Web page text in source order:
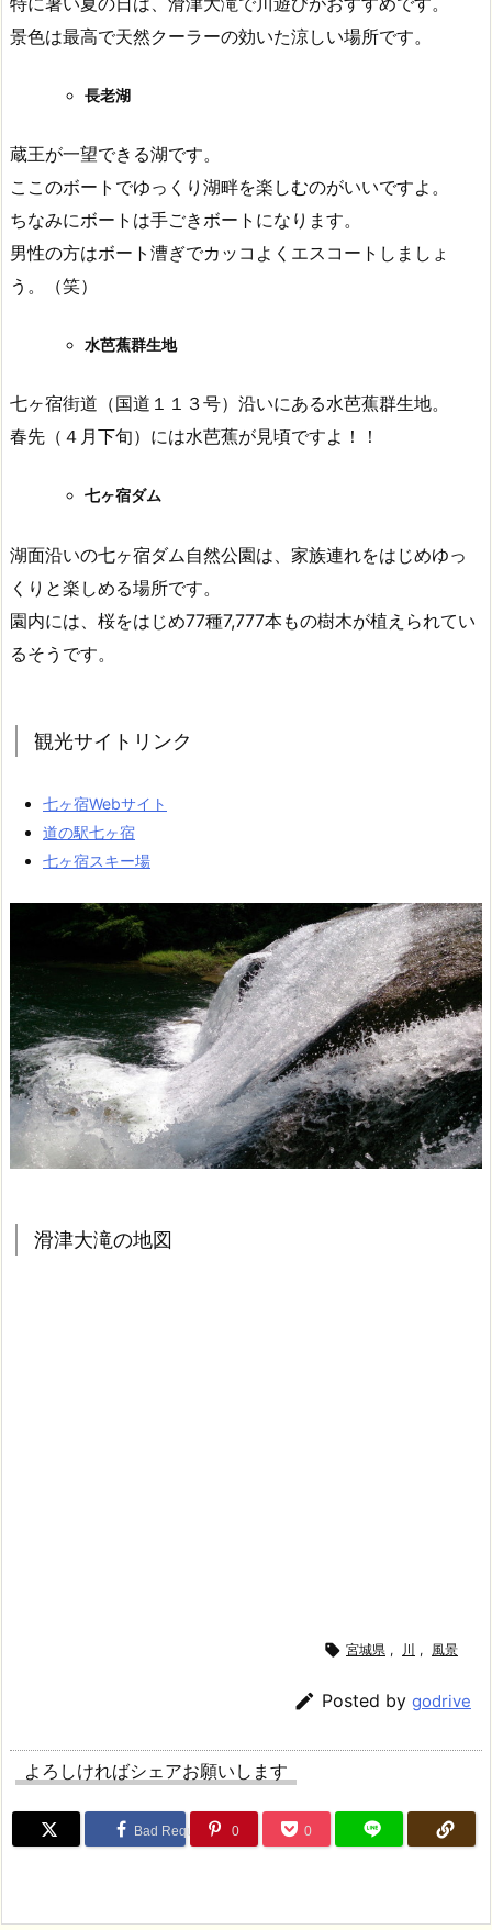
景色は最高で天然クーラーの効いた涼しい場所です。
長老湖
蔵王が一望できる湖です。
ここのボートでゆっくり湖畔を楽しむのがいいですよ。
ちなみにボートは手ごきボートになります。
男性の方はボート漕ぎでカッコよくエスコートしましょ
う。（笑）
水芭蕉群生地
七ヶ宿街道（国道１１３号）沿いにある水芭蕉群生地。
春先（４月下旬）には水芭蕉が見頃ですよ！！
七ヶ宿ダム
湖面沿いの七ヶ宿ダム自然公園は、家族連れをはじめゆっ
くりと楽しめる場所です。
園内には、桜をはじめ77種7,777本もの樹木が植えられてい
るそうです。
観光サイトリンク
七ヶ宿Webサイト
道の駅七ヶ宿
七ヶ宿スキー場
滑津大滝の地図
 宮城県 , 川 , 風景
 Posted by godrive
よろしければシェアお願いします
Bad Request 0 0